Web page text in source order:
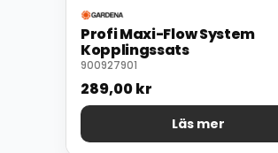
Profi Maxi-Flow System
Kopplingssats
900927901
289,00kr
Läs mer